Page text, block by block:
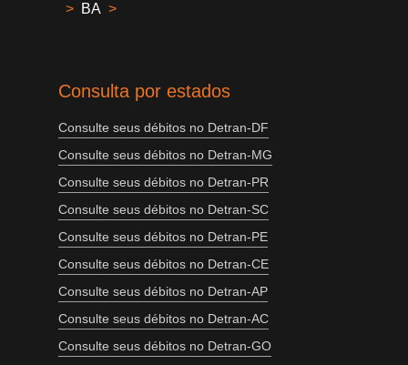
> BA >
Consulta por estados
Consulte seus débitos no Detran-DF
Consulte seus débitos no Detran-MG
Consulte seus débitos no Detran-PR
Consulte seus débitos no Detran-SC
Consulte seus débitos no Detran-PE
Consulte seus débitos no Detran-CE
Consulte seus débitos no Detran-AP
Consulte seus débitos no Detran-AC
Consulte seus débitos no Detran-GO